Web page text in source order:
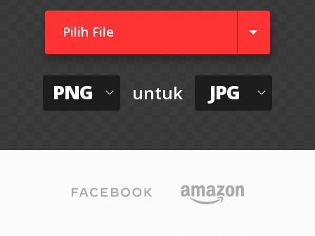
Pilih File
PNG untuk JPG